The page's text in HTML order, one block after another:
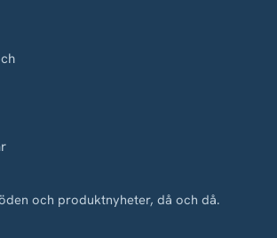
och produktnyheter, då och då.